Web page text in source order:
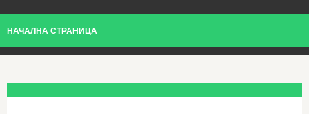
НАЧАЛНА СТРАНИЦА